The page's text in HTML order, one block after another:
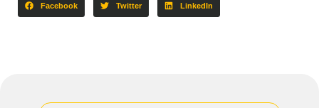
Facebook Twitter LinkedIn